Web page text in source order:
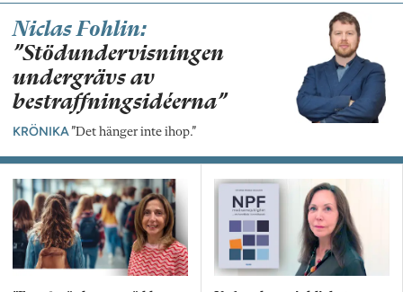
Niclas Fohlin:
”Stödundervisningen
undergrävs av
bestraffningsidéerna”
KRÖNIKA ”Det hänger inte ihop.”